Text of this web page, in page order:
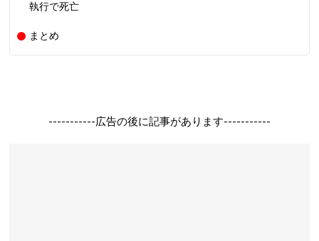
執行で死亡
まとめ
-----------広告の後に記事があります-----------